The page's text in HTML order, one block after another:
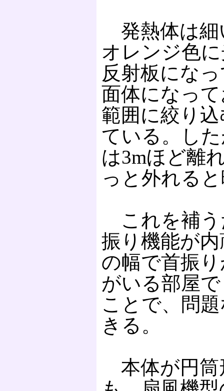
発熱体は細
オレンジ色
反射板にな
面体になっ
範囲に絞り
ている。し
は3mほど離
っと外れる
これを補う
振り機能が
の幅で首振
がいる部屋
ことで、問
きる。
本体が円筒